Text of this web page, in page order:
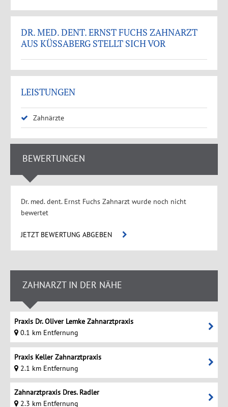
DR. MED. DENT. ERNST FUCHS ZAHNARZT
AUS KÜSSABERG STELLT SICH VOR
LEISTUNGEN
Zahnärzte
BEWERTUNGEN
Dr. med. dent. Ernst Fuchs Zahnarzt wurde noch nicht
bewertet
JETZT BEWERTUNG ABGEBEN
ZAHNARZT IN DER NÄHE
Praxis Dr. Oliver Lemke Zahnarztpraxis
0.1 km Entfernung
Praxis Keller Zahnarztpraxis
2.1 km Entfernung
Zahnarztpraxis Dres. Radler
2.3 km Entfernung